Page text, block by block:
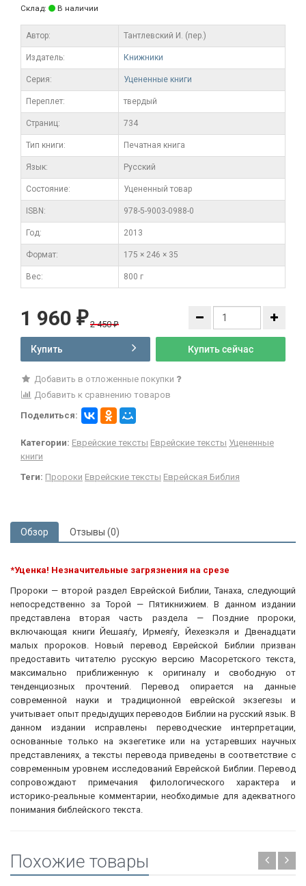
Склад: В наличии
Автор: Тантлевский И. (пер.)
Издатель: Книжники
Серия: Уцененные книги
Переплет: твердый
Cтраниц: 734
Тип книги: Печатная книга
Язык: Русский
Состояние: Уцененный товар
ISBN: 978-5-9003-0988-0
Год: 2013
Формат: 175 × 246 × 35
Вес: 800 г
1 960 ₽ 2 450₽
Купить Купить сейчас
Добавить в отложенные покупки
Добавить к сравнению товаров
Поделиться:
Категории: Еврейские тексты Еврейские тексты Уцененные
книги
Теги: Пророки Еврейские тексты Еврейская Библия
Обзор Отзывы (0)
*Уценка! Незначительные загрязнения на срезе
Пророки — второй раздел Еврейской Библии, Танаха, следующий
непосредственно за Торой — Пятикнижием. В данном издании
представлена вторая часть раздела — Поздние пророки,
включающая книги Йешаяѓу, Ирмеяѓу, Йехезкэля и Двенадцати
малых пророков. Новый перевод Еврейской Библии призван
предоставить читателю русскую версию Масоретского текста,
максимально приближенную к оригиналу и свободную от
тенденциозных прочтений. Перевод опирается на данные
современной науки и традиционной еврейской экзегезы и
учитывает опыт предыдущих переводов Библии на русский язык. В
данном издании исправлены переводческие интерпретации,
основанные только на экзегетике или на устаревших научных
представлениях, а тексты перевода приведены в соответствие с
современным уровнем исследований Еврейской Библии. Перевод
сопровождают примечания филологического характера и
историко-реальные комментарии, необходимые для адекватного
понимания библейского текста.
Похожие товары